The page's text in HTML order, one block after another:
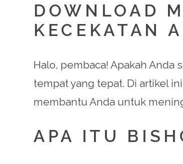
DOWNLOAD
KECEKATAN
Halo, pembaca! Apakah Anda
tempat yang tepat. Di artikel
membantu Anda untuk
APA ITU